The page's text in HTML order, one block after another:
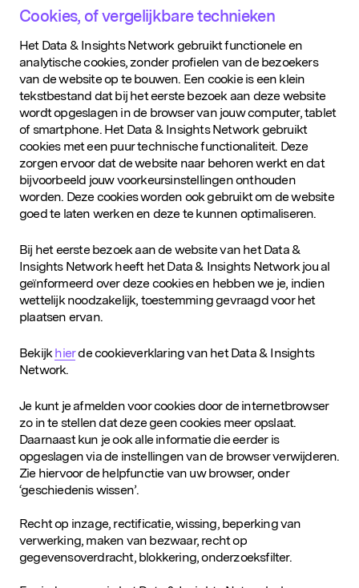
Cookies, of vergelijkbare technieken
Het Data & Insights Network gebruikt functionele en
analytische cookies, zonder profielen van de bezoekers
van de website op te bouwen. Een cookie is een klein
tekstbestand dat bij het eerste bezoek aan deze website
wordt opgeslagen in de browser van jouw computer, tablet
of smartphone. Het Data & Insights Network gebruikt
cookies met een puur technische functionaliteit. Deze
zorgen ervoor dat de website naar behoren werkt en dat
bijvoorbeeld jouw voorkeursinstellingen onthouden
worden. Deze cookies worden ook gebruikt om de website
goed te laten werken en deze te kunnen optimaliseren.
Bij het eerste bezoek aan de website van het Data &
Insights Network heeft het Data & Insights Network jou al
geïnformeerd over deze cookies en hebben we je, indien
wettelijk noodzakelijk, toestemming gevraagd voor het
plaatsen ervan.
Bekijkhierde cookieverklaring van het Data & Insights
Network.
Je kunt je afmelden voor cookies door de internetbrowser
zo in te stellen dat deze geen cookies meer opslaat.
Daarnaast kun je ook alle informatie die eerder is
opgeslagen via de instellingen van de browser verwijderen.
Zie hiervoor de helpfunctie van uw browser, onder
‘geschiedenis wissen’.
Recht op inzage, rectificatie, wissing, beperking van
verwerking, maken van bezwaar, recht op
gegevensoverdracht, blokkering, onderzoeksfilter.